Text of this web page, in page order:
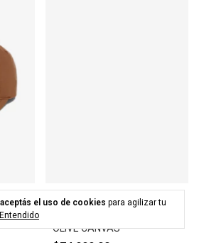
aceptás el uso de cookies para agilizar tu
Entendido
-
HURLEY
OLIVE CANVAS